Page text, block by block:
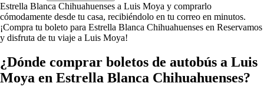
Estrella Blanca Chihuahuenses a Luis Moya y comprarlo
cómodamente desde tu casa, recibiéndolo en tu correo en minutos.
¡Compra tu boleto para Estrella Blanca Chihuahuenses en Reservamos
y disfruta de tu viaje a Luis Moya!
¿Dónde comprar boletos de autobús a Luis
Moya en Estrella Blanca Chihuahuenses?